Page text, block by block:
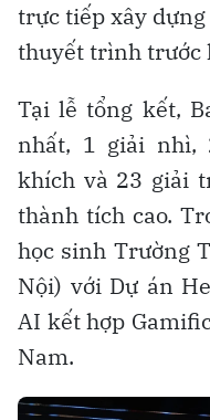
trực tiếp xây
thuyết trình trước
Tại lễ tổng kết,
nhất, 1 giải nhì,
khích và 23 giải
thành tích cao.
học sinh Trường
Nội) với Dự án
AI kết hợp
Nam.